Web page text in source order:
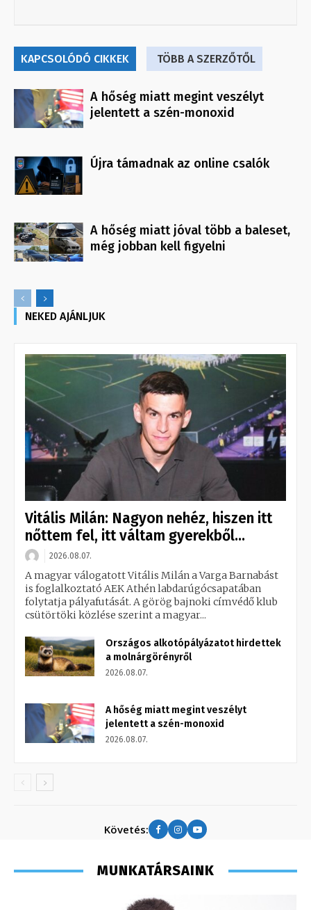
KAPCSOLÓDÓ CIKKEK TÖBB A SZERZŐTŐL
A hőség miatt megint veszélyt
jelentett a szén-monoxid
Újra támadnak az online csalók
A hőség miatt jóval több a baleset,
még jobban kell figyelni
NEKED AJÁNLJUK
Vitális Milán: Nagyon nehéz, hiszen itt
nőttem fel, itt váltam gyerekből...
2026.08.07.
A magyar válogatott Vitális Milán a Varga Barnabást
is foglalkoztató AEK Athén labdarúgócsapatában
folytatja pályafutását. A görög bajnoki címvédő klub
csütörtöki közlése szerint a magyar...
Országos alkotópályázatot hirdettek
a molnárgörényről
2026.08.07.
A hőség miatt megint veszélyt
jelentett a szén-monoxid
2026.08.07.
Követés:
MUNKATÁRSAINK